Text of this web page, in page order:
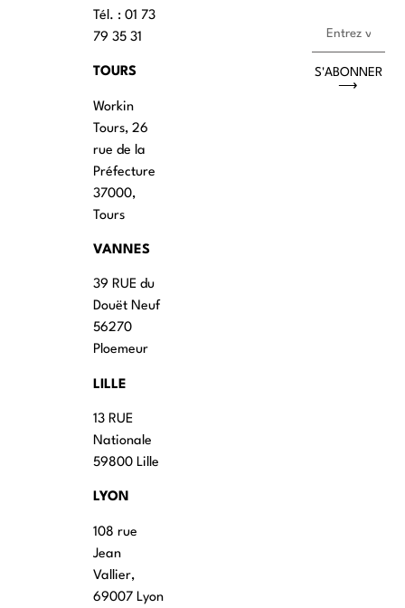
Tél. : 01 73
79 35 31
TOURS
Workin
Tours, 26
rue de la
Préfecture
37000,
Tours
VANNES
39 RUE du
Douët Neuf
56270
Ploemeur
LILLE
13 RUE
Nationale
59800 Lille
LYON
108 rue
Jean
Vallier,
69007 Lyon
S'ABONNER
⟶